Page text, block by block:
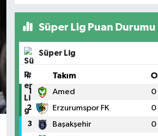
Süper Lig Puan Durumu
Süper Lig
# Takım O
1 Amed 0
2 Erzurumspor FK 0
3 Başakşehir 0